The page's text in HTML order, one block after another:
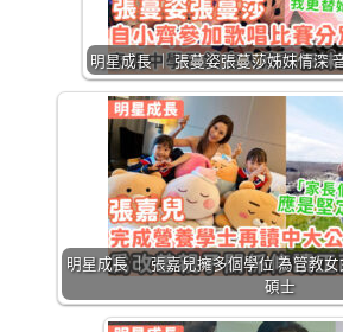
明星成長 ｜ 張蔓姿張蔓莎姊妹情深
明星成長 ｜ 張嘉兒擁多個學位 為管教
碩士